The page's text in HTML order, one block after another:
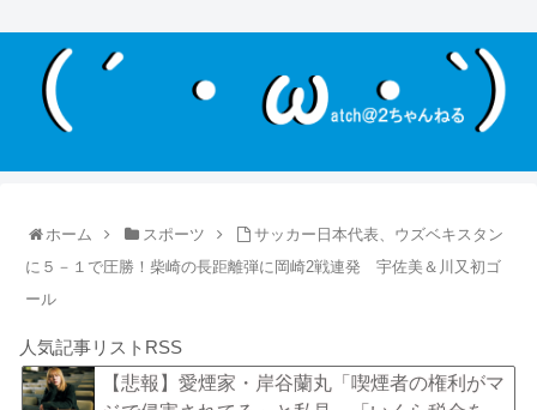
ホーム スポーツ
サッカー日本代表、ウズベキスタン
に５－１で圧勝！柴崎の長距離弾に岡崎2戦連発 宇佐美＆川又初ゴ
ール
人気記事リストRSS
【悲報】愛煙家・岸谷蘭丸「喫煙者の権利がマ